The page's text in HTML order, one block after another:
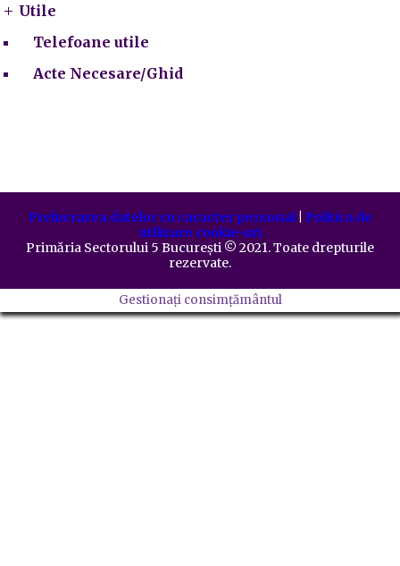
Utile
Telefoane utile
Acte Necesare/Ghid
Prelucrarea datelor cu caracter personal| Politica de
utilizare cookie-uri
Primăria Sectorului 5 București ©️ 2021. Toate drepturile
rezervate.
Gestionați consimțământul